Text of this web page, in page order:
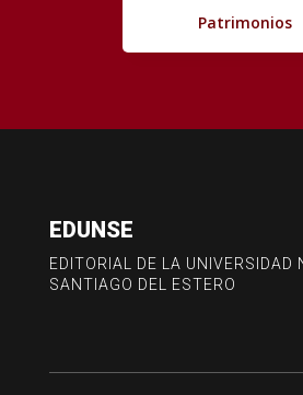
Patrimonios
EDUNSE
EDITORIAL DE LA UNIVERSIDAD
SANTIAGO DEL ESTERO